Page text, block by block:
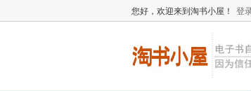
您好，欢迎来到淘书小屋！ 登